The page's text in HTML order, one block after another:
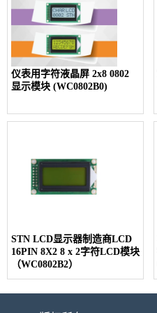
仪表用字符液晶屏 2x8 0802
显示模块 (WC0802B0)
STN LCD显示器制造商LCD
16PIN 8X2 8 x 2字符LCD模块
（WC0802B2）